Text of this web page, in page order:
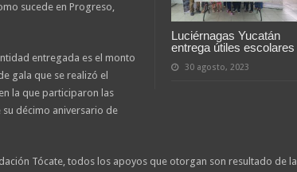
Luciérnagas Yucatán
entrega útiles escolares
30 agosto, 2023
sucede en Progreso,
entregada es el monto
gala que se realizó el
la que participaron las
décimo aniversario de
Tócate, todos los apoyos que otorgan son resultado de la